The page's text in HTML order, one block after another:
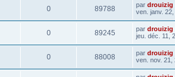
0 89788 par drouizig
ven. janv.
0 89245 par drouizig
jeu. déc. 11,
0 88008 par drouizig
ven. nov. 21,